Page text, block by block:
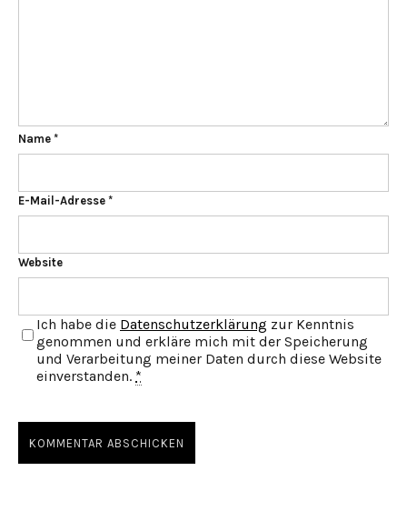
Name *
E-Mail-Adresse *
Website
Ich habe die Datenschutzerklärung zur Kenntnis
genommen und erkläre mich mit der Speicherung
und Verarbeitung meiner Daten durch diese Website
einverstanden. *